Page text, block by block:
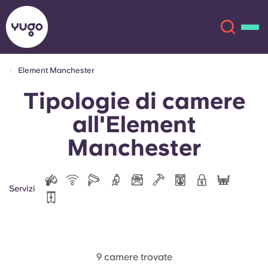
Chi siamo English (GB)
English (US)
Chinese Español
Portuguese
Element Manchester
Tipologie di camere
all'Element
Manchester
Servizi
9 camere trovate